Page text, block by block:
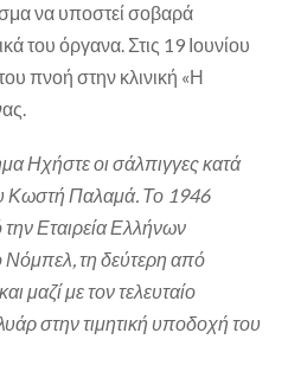
να υποστεί σοβαρά
του όργανα. Στις 19 Ιουνίου
πνοή στην κλινική «Η
Ηχήστε οι σάλπιγγες κατά
Κωστή Παλαμά. Το 1946
Εταιρεία Ελλήνων
Νόμπελ, τη δεύτερη από
μαζί με τον τελευταίο
στην τιμητική υποδοχή του